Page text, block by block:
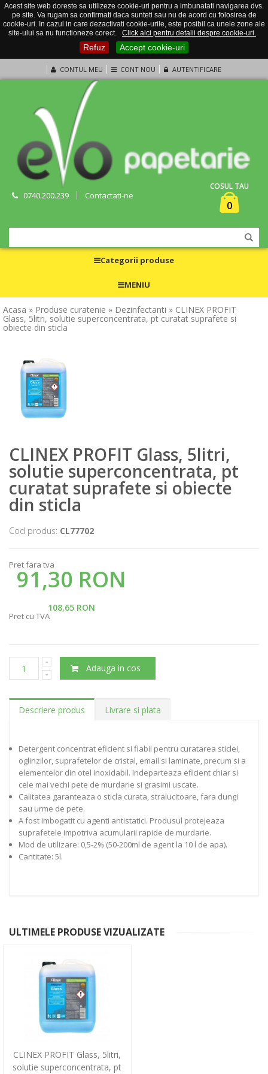
Acest site web doreste sa utilizeze cookie-uri pentru a imbunatati navigarea dvs.
pe site. Va rugam sa confirmati daca sunteti sau nu de acord cu folosirea de
cookie-uri. In cazul in care dezactivati cookie-urile, este posibil ca unele zone ale
site-ului sa nu functioneze corect.
Click aici pentru detalii despre cookie-uri.
Refuz Accept cookie-uri
CONTUL MEU CONT NOU AUTENTIFICARE
0740.200.239 Contactati-ne
COSUL TAU
0
Categorii produse
MENIU
Acasa » Produse curatenie » Dezinfectanti » CLINEX PROFIT
Glass, 5litri, solutie superconcentrata, pt curatat suprafete si
obiecte din sticla
CLINEX PROFIT Glass, 5litri,
solutie superconcentrata, pt
curatat suprafete si obiecte
din sticla
Cod produs: CL77702
Pret fara tva
91,30 RON
108,65 RON
Pret cu TVA
Adauga in cos
Descriere produs Livrare si plata
Detergent concentrat eficient si fiabil pentru curatarea sticlei,
oglinzilor, suprafetelor de cristal, email si laminate, precum si a
elementelor din otel inoxidabil. Indeparteaza eficient chiar si
cele mai vechi pete de murdarie si grasimi uscate.
Calitatea garanteaza o sticla curata, stralucitoare, fara dungi
sau urme de pete.
A fost imbogatit cu agenti antistatici. Produsul protejeaza
suprafetele impotriva acumularii rapide de murdarie.
Mod de utilizare: 0,5-2% (50-200ml de agent la 10 l de apa).
Cantitate: 5l.
ULTIMELE PRODUSE VIZUALIZATE
CLINEX PROFIT Glass, 5litri,
solutie superconcentrata, pt